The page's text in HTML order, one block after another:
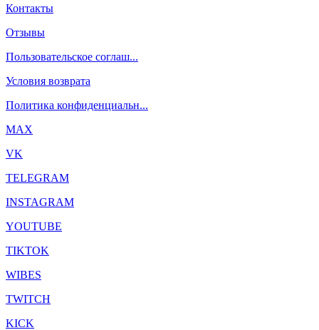
Контакты
Отзывы
Пользовательское соглаш...
Условия возврата
Политика конфиденциальн...
MAX
VK
TELEGRAM
INSTAGRAM
YOUTUBE
TIKTOK
WIBES
TWITCH
KICK